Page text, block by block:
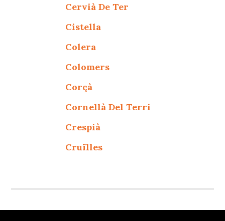
Cervià De Ter
Cistella
Colera
Colomers
Corçà
Cornellà Del Terri
Crespià
Cruïlles